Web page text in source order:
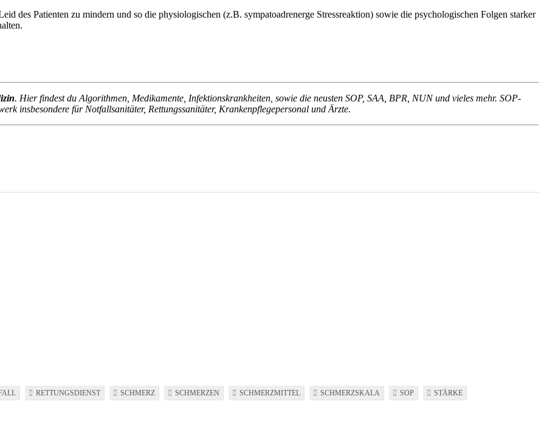
des Patienten zu mindern und so die physiologischen (z.B. sympatoadrenerge Stressreaktion) sowie die psychologischen Folgen starker
. Hier findest du Algorithmen, Medikamente, Infektionskrankheiten, sowie die neusten SOP, SAA, BPR, NUN und vieles mehr. SOP-
insbesondere für Notfallsanitäter, Rettungssanitäter, Krankenpflegepersonal und Ärzte.
RETTUNGSDIENST SCHMERZ SCHMERZEN SCHMERZMITTEL SCHMERZSKALA SOP STÄRKE